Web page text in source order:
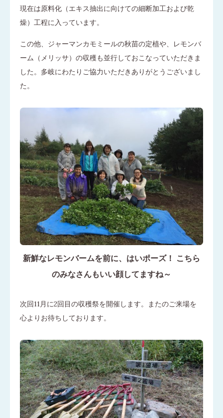
現在は原料化（エキス抽出に向けての細断加工および乾
燥）工程に入っています。
この他、ジャーマンカモミールの秋苗の定植や、レモンバ
ーム（メリッサ）の収穫も並行しておこなっていただきま
した。多岐にわたりご協力いただきありがとうございまし
た。
新鮮なレモンバームを前に、はいポーズ！ こちら
のみなさんもいい顔してますね～
次回11月に2回目の収穫祭を開催します。またのご来場を
心よりお待ちしております。